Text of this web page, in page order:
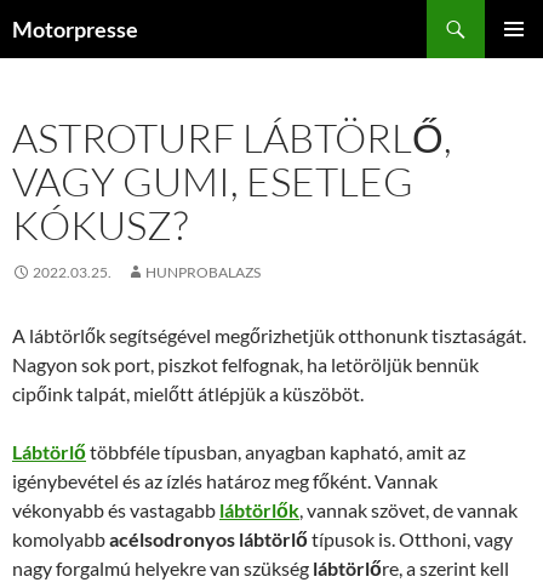
Motorpresse
ASTROTURF LÁBTÖRLŐ,
VAGY GUMI, ESETLEG
KÓKUSZ?
2022.03.25. HUNPROBALAZS
A lábtörlők segítségével megőrizhetjük otthonunk tisztaságát.
Nagyon sok port, piszkot felfognak, ha letöröljük bennük
cipőink talpát, mielőtt átlépjük a küszöböt.
Lábtörlőtöbbféle típusban, anyagban kapható, amit az
igénybevétel és az ízlés határoz meg főként. Vannak
vékonyabb és vastagabb lábtörlők, vannak szövet, de vannak
komolyabbacélsodronyos lábtörlőtípusok is. Otthoni, vagy
nagy forgalmú helyekre van szükség lábtörlőre, a szerint kell